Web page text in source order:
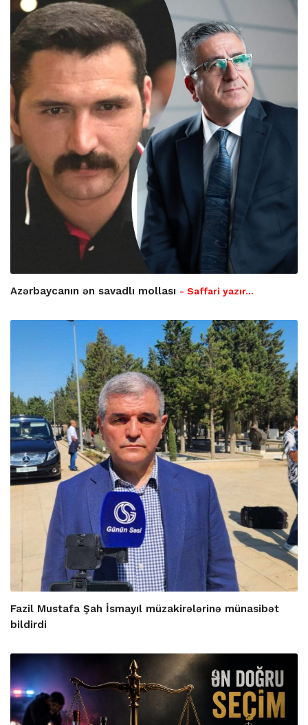
Azərbaycanın ən savadlı mollası - Saffari yazır…
Fazil Mustafa Şah İsmayıl müzakirələrinə münasibət
bildirdi